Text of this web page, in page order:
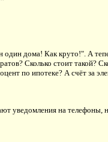
один дома! Как круто!". А
Сколько стоит такой?
по ипотеке? А счёт за
уведомления на телефоны,